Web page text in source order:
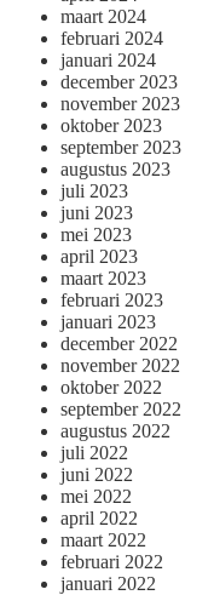
maart 2024
februari 2024
januari 2024
december 2023
november 2023
oktober 2023
september 2023
augustus 2023
juli 2023
juni 2023
mei 2023
april 2023
maart 2023
februari 2023
januari 2023
december 2022
november 2022
oktober 2022
september 2022
augustus 2022
juli 2022
juni 2022
mei 2022
april 2022
maart 2022
februari 2022
januari 2022